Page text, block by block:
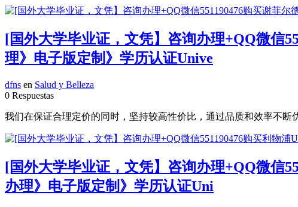
[国外大学毕业证，文凭】咨询办理+QQ微信
理》电子版定制》学历认证Unive
dfns en Salud y Belleza
0 Respuestas
我们在保证合理定价的同时，坚持较高性价比，通过品质和效率不断
[国外大学毕业证，文凭】咨询办理+QQ微信
办理》电子版定制》学历认证Uni